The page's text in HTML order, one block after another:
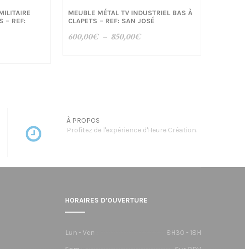
– REF:
MEUBLE MÉTAL TV INDUSTRIEL BAS À
CLAPETS – REF: SAN JOSÉ
600,00€ – 850,00€Plage
À PROPOS
Profitez de l'expérience d'Heure Création.
HORAIRES D’OUVERTURE
Lun - Ven :
8H30 - 18H